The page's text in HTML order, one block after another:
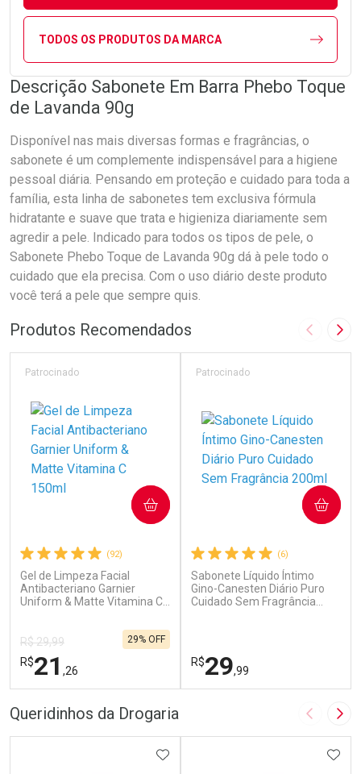
TODOS OS PRODUTOS DA MARCA
Descrição Sabonete Em Barra Phebo Toque
de Lavanda 90g
Disponível nas mais diversas formas e fragrâncias, o
sabonete é um complemente indispensável para a higiene
pessoal diária. Pensando em proteção e cuidado para toda a
família, esta linha de sabonetes tem exclusiva fórmula
hidratante e suave que trata e higieniza diariamente sem
agredir a pele. Indicado para todos os tipos de pele, o
Sabonete Phebo Toque de Lavanda 90g dá à pele todo o
cuidado que ela precisa. Com o uso diário deste produto
você terá a pele que sempre quis.
Produtos Recomendados Imagem
(92)
Gel de Limpeza Facial
Antibacteriano Garnier
Uniform & Matte Vitamina C
Patrocinado
R$ 29,99
R$21 ,26
29% OFF
COMPRAR
(6)
Sabonete Líquido Íntimo
Gino-Canesten Diário Puro
Cuidado Sem Fragrância
Patrocinado
R$29,99
COMPRAR
Queridinhos da Drogaria Imagem
ADICIONAR AOS FAVORITOS